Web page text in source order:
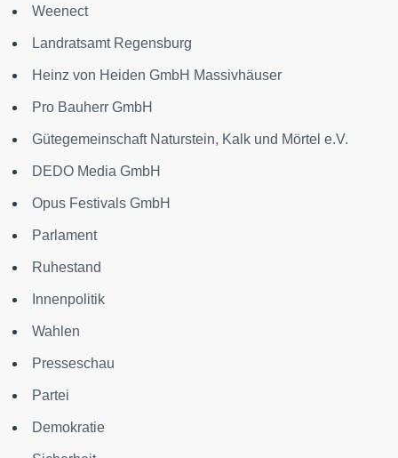
Weenect
Landratsamt Regensburg
Heinz von Heiden GmbH Massivhäuser
Pro Bauherr GmbH
Gütegemeinschaft Naturstein, Kalk und Mörtel e.V.
DEDO Media GmbH
Opus Festivals GmbH
Parlament
Ruhestand
Innenpolitik
Wahlen
Presseschau
Partei
Demokratie